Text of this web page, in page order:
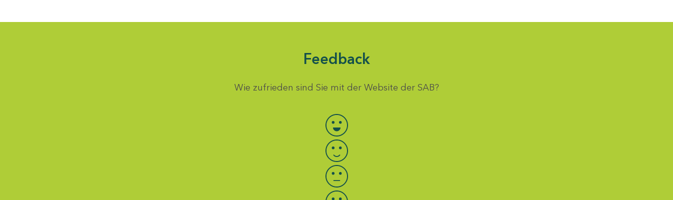
Feedback
Wie zufrieden sind Sie mit der Website der SAB?
Bewertung auswählen